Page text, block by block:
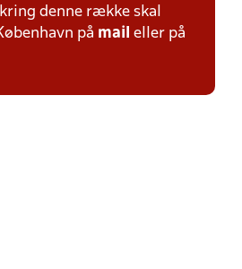
denne række skal
på mail eller på